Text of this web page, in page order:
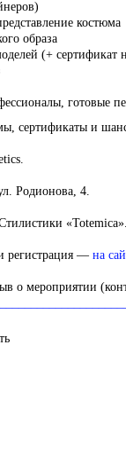
костюма
образа
(+ сертификат
готовые
сертификаты и
Родионова, 4.
«Totemica».
регистрация — на
о мероприятии